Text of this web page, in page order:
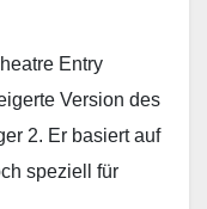
Entry
Version des
2. Er basiert auf
speziell für